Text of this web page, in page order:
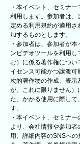
・本イベント、セミナ
利用します。参加者は
定める利用規約が適用
加するものとします。
・参加者は、参加者が
ンビデオツールを利用
む）に係る著作権につい
イセンス可能かつ譲渡
次的著作物の作成、表
が、これに限りません）
た、かかる使用に際して
す。
・本イベント、セミナ
より、会社情報や参加
用、詳細内容のSNSへ